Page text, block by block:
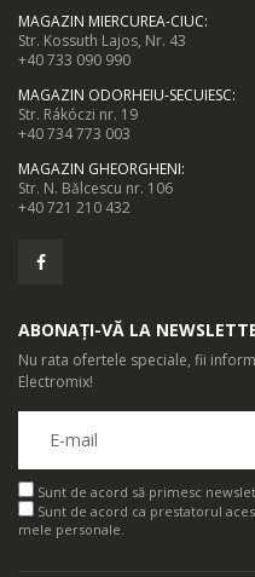
MAGAZIN MIERCUREA-CIUC:
Str. Kossuth Lajos, Nr. 43
+40 733 090 990
MAGAZIN ODORHEIU-SECUIESC:
Str. Rákóczi nr. 19
+40 734 773 003
MAGAZIN GHEORGHENI:
Str. N. Bălcescu nr. 106
+40 721 210 432
ABONAȚI-VĂ LA
Nu rata ofertele speciale, fii
Electromix!
Sunt de acord să primesc
Sunt de acord ca prestatorul
mele personale.